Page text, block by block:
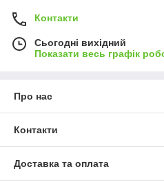
Контакти
Сьогодні вихідний
Показати весь графік
Про нас
Контакти
Доставка та оплата